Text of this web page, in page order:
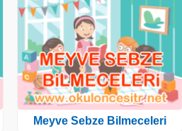
Meyve Sebze Bilmeceleri